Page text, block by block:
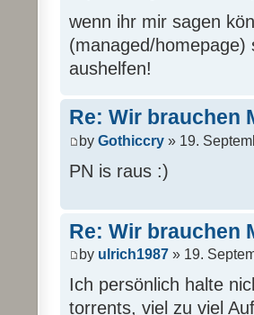
wenn ihr mir sagen
(managed/
aushelfen!
Re: Wir brauchen
by Gothiccry » 19.
PN is raus :)
Re: Wir brauchen
by ulrich1987 » 19.
Ich persönlich halte
torrents, viel zu viel